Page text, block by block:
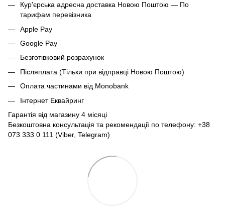
Кур'єрська адресна доставка Новою Поштою — По
тарифам перевізника
Apple Pay
Google Pay
Безготівковий розрахунок
Післяплата (Тільки при відправці Новою Поштою)
Оплата частинами від Monobank
Інтернет Еквайринг
Гарантія від магазину 4 місяці
Безкоштовна консультація та рекомендації по телефону: +38
073 333 0 111 (Viber, Telegram)